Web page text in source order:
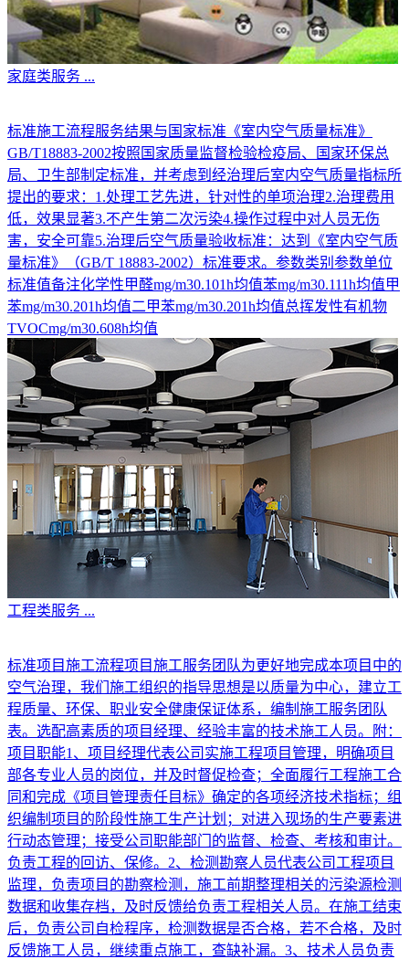
家庭类服务 ...
标准施工流程服务结果与国家标准《室内空气质量标准》
GB/T18883-2002按照国家质量监督检验检疫局、国家环保总
局、卫生部制定标准，并考虑到经治理后室内空气质量指标所
提出的要求：1.处理工艺先进，针对性的单项治理2.治理费用
低，效果显著3.不产生第二次污染4.操作过程中对人员无伤
害，安全可靠5.治理后空气质量验收标准：达到《室内空气质
量标准》（GB/T 18883-2002）标准要求。参数类别参数单位
标准值备注化学性甲醛mg/m30.101h均值苯mg/m30.111h均值甲
苯mg/m30.201h均值二甲苯mg/m30.201h均值总挥发性有机物
TVOCmg/m30.608h均值
工程类服务 ...
标准项目施工流程项目施工服务团队为更好地完成本项目中的
空气治理，我们施工组织的指导思想是以质量为中心，建立工
程质量、环保、职业安全健康保证体系，编制施工服务团队
表。选配高素质的项目经理、经验丰富的技术施工人员。附：
项目职能1、项目经理代表公司实施工程项目管理，明确项目
部各专业人员的岗位，并及时督促检查；全面履行工程施工合
同和完成《项目管理责任目标》确定的各项经济技术指标；组
织编制项目的阶段性施工生产计划；对进入现场的生产要素进
行动态管理；接受公司职能部门的监督、检查、考核和审计。
负责工程的回访、保修。2、检测勘察人员代表公司工程项目
监理，负责项目的勘察检测，施工前期整理相关的污染源检测
数据和收集存档，及时反馈给负责工程相关人员。在施工结束
后，负责公司自检程序，检测数据是否合格，若不合格，及时
反馈施工人员，继续重点施工，查缺补漏。3、技术人员负责